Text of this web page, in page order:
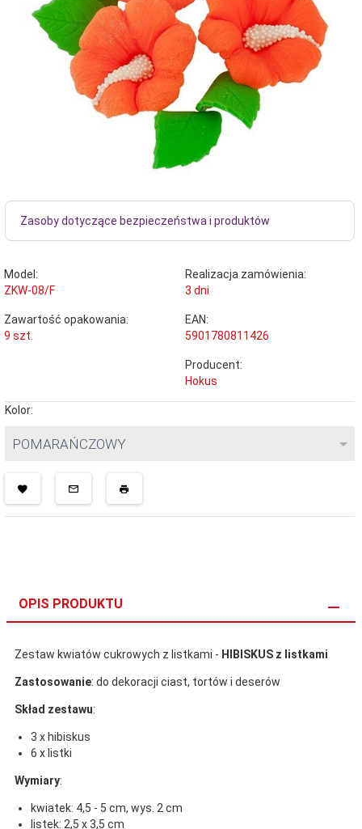
Zasoby dotyczące bezpieczeństwa i produktów
Model:
ZKW-08/F
Realizacja zamówienia:
3 dni
Zawartość opakowania:
9 szt.
EAN:
5901780811426
Producent:
Hokus
Kolor:
POMARAŃCZOWY
OPIS PRODUKTU
Zestaw kwiatów cukrowych z listkami - HIBISKUS z listkami
Zastosowanie: do dekoracji ciast, tortów i deserów
Skład zestawu:
3 x hibiskus
6 x listki
Wymiary:
kwiatek: 4,5 - 5 cm, wys. 2 cm
listek: 2,5 x 3,5 cm